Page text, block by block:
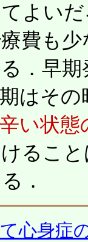
よい
費も
．早
はそ
い状態
るこ
．
心身症